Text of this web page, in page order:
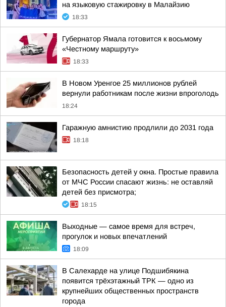
на языковую стажировку в Малайзию
18:33
Губернатор Ямала готовится к восьмому
«Честному маршруту»
18:33
В Новом Уренгое 25 миллионов рублей
вернули работникам после жизни впроголодь
18:24
Гаражную амнистию продлили до 2031 года
18:18
Безопасность детей у окна. Простые правила
от МЧС России спасают жизнь: не оставляй
детей без присмотра;
18:15
Выходные — самое время для встреч,
прогулок и новых впечатлений
18:09
В Салехарде на улице Подшибякина
появится трёхэтажный ТРК — одно из
крупнейших общественных пространств
города